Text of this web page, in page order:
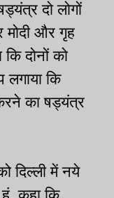
दो लोगों
मोदी और गृह
दोनों को
लगाया कि
का षड्यंत्र
दिल्ली में नये